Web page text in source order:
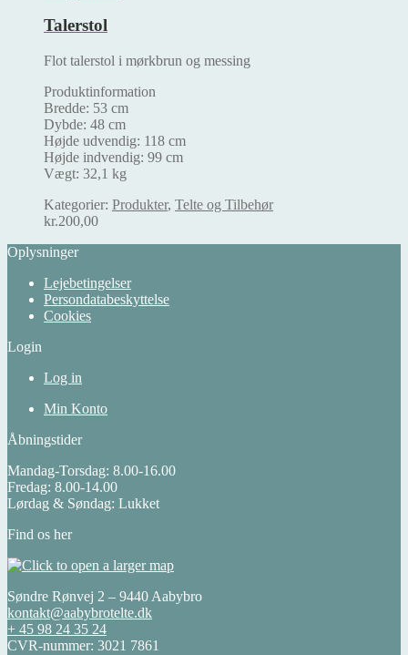
Talerstol
Flot talerstol i mørkbrun og messing
Produktinformation
Bredde: 53 cm
Dybde: 48 cm
Højde udvendig: 118 cm
Højde indvendig: 99 cm
Vægt: 32,1 kg
Kategorier: Produkter, Telte og Tilbehør
kr.200,00
Oplysninger
Lejebetingelser
Persondatabeskyttelse
Cookies
Login
Log in
Min Konto
Åbningstider
Mandag-Torsdag: 8.00-16.00
Fredag: 8.00-14.00
Lørdag & Søndag: Lukket
Find os her
Søndre Rønvej 2 – 9440 Aabybro
kontakt@aabybrotelte.dk
+ 45 98 24 35 24
CVR-nummer: 3021 7861